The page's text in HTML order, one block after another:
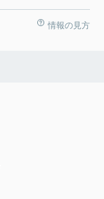
情報の見方